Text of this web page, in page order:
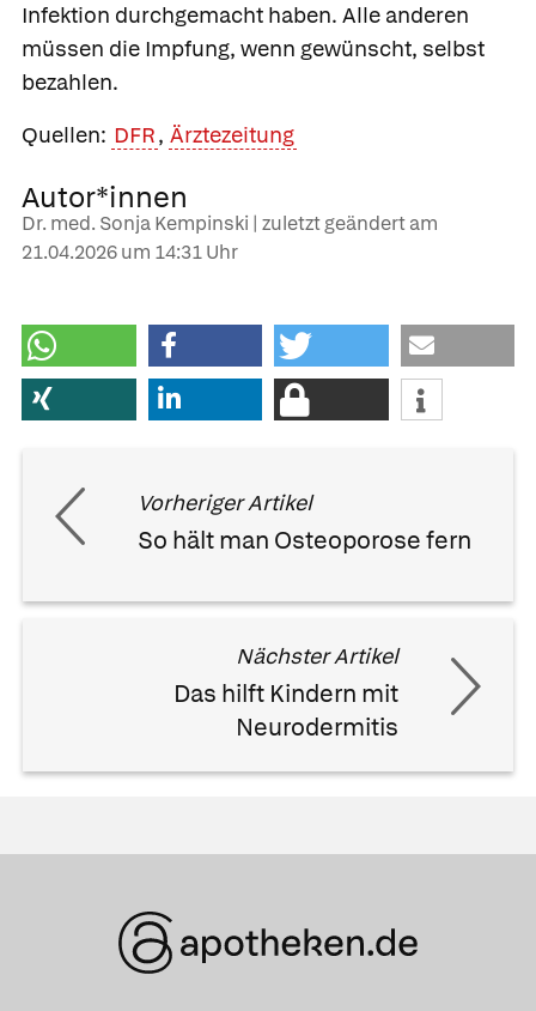
Infektion durchgemacht haben. Alle anderen
müssen die Impfung, wenn gewünscht, selbst
bezahlen.
Quellen: DFR, Ärztezeitung
Autor*innen
Dr. med. Sonja Kempinski | zuletzt geändert am
21.04.2026um 14:31 Uhr
Vorheriger Artikel
So hält man Osteoporose fern
Nächster Artikel
Das hilft Kindern mit
Neurodermitis